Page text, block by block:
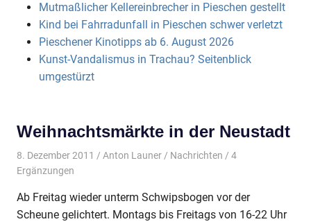
Mutmaßlicher Kellereinbrecher in Pieschen gestellt
Kind bei Fahrradunfall in Pieschen schwer verletzt
Pieschener Kinotipps ab 6. August 2026
Kunst-Vandalismus in Trachau? Seitenblick
umgestürzt
Weihnachtsmärkte in der Neustadt
8. Dezember 2011 Anton Launer Nachrichten / 4
Ergänzungen
Ab Freitag wieder unterm Schwipsbogen vor der
Scheune gelichtert. Montags bis Freitags von 16-22 Uhr